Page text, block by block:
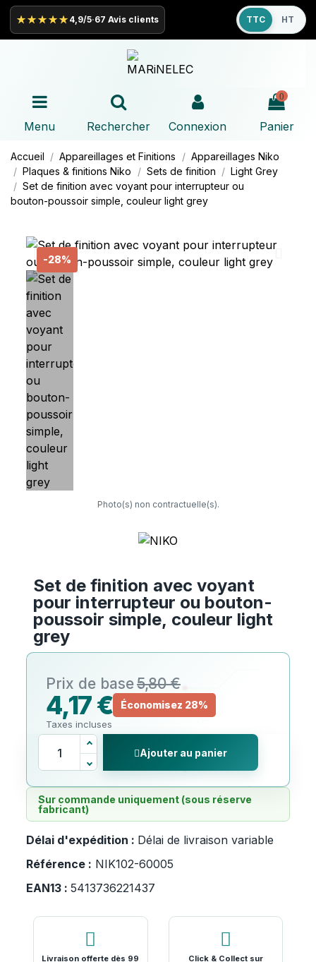
★★★★★ 4,9/5·67 Avis clients TTC HT
Menu Rechercher Connexion
0
Panier
Accueil Appareillages et Finitions Appareillages Niko
Plaques & finitionsNiko Sets de finition
Light Grey
Set de finition avec voyant pour interrupteur ou
bouton-poussoir simple, couleur light grey
-28%
Photo(s) non contractuelle(s).
Set de finition avec voyant
pour interrupteur ou bouton-
poussoir simple, couleur light
grey
5,80 €
4,17 € Économisez 28%
Taxes incluses
Ajouter au panier
Sur commande uniquement (sous réserve
fabricant)
Délai d'expédition : Délai de livraison variable
Référence : NIK102-60005
EAN13 : 5413736221437
Livraison offerte dès 99
Click & Collect sur